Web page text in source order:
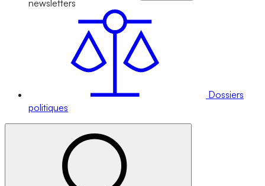
newsletters
Dossiers
politiques